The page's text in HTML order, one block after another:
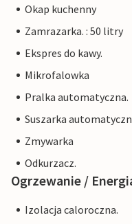
Okap kuchenny
Zamrazarka. : 50 litry
Ekspres do kawy.
Mikrofalowka
Pralka automatyczna.
Suszarka
Zmywarka
Odkurzacz.
Ogrzewanie /
Izolacja caloroczna.